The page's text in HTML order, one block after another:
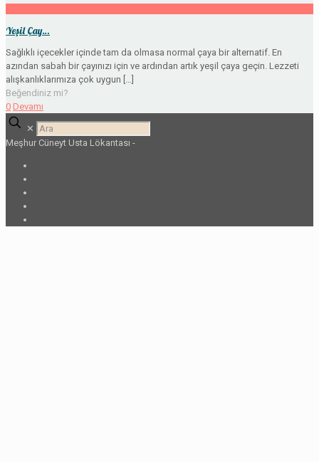
Yeşil Çay…
Sağlıklı içecekler içinde tam da olmasa normal çaya bir alternatif. En
azından sabah bir çayınızı için ve ardından artık yeşil çaya geçin. Lezzeti
alışkanlıklarımıza çok uygun […]
Beğendiniz mi?
0 Devamı
✕
Meşhur Cüneyt Usta Lökantası -